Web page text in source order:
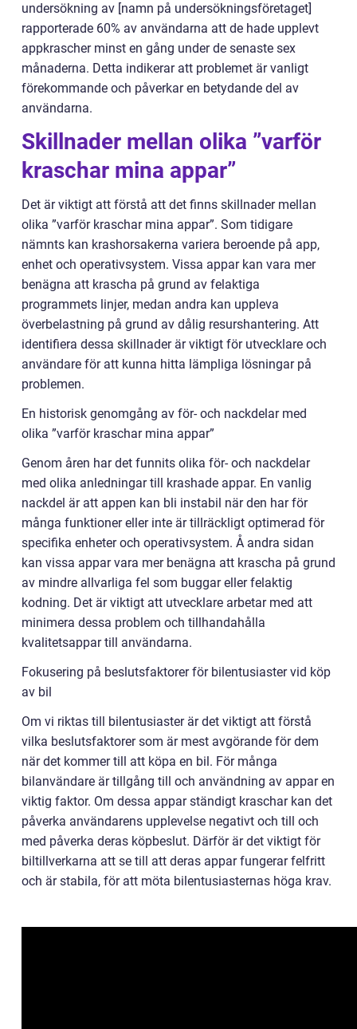
undersökning av [namn på undersökningsföretaget]
rapporterade 60% av användarna att de hade upplevt
appkrascher minst en gång under de senaste sex
månaderna. Detta indikerar att problemet är vanligt
förekommande och påverkar en betydande del av
användarna.
Skillnader mellan olika ”varför
kraschar mina appar”
Det är viktigt att förstå att det finns skillnader mellan
olika ”varför kraschar mina appar”. Som tidigare
nämnts kan krashorsakerna variera beroende på app,
enhet och operativsystem. Vissa appar kan vara mer
benägna att krascha på grund av felaktiga
programmets linjer, medan andra kan uppleva
överbelastning på grund av dålig resurshantering. Att
identifiera dessa skillnader är viktigt för utvecklare och
användare för att kunna hitta lämpliga lösningar på
problemen.
En historisk genomgång av för- och nackdelar med
olika ”varför kraschar mina appar”
Genom åren har det funnits olika för- och nackdelar
med olika anledningar till krashade appar. En vanlig
nackdel är att appen kan bli instabil när den har för
många funktioner eller inte är tillräckligt optimerad för
specifika enheter och operativsystem. Å andra sidan
kan vissa appar vara mer benägna att krascha på grund
av mindre allvarliga fel som buggar eller felaktig
kodning. Det är viktigt att utvecklare arbetar med att
minimera dessa problem och tillhandahålla
kvalitetsappar till användarna.
Fokusering på beslutsfaktorer för bilentusiaster vid köp
av bil
Om vi riktas till bilentusiaster är det viktigt att förstå
vilka beslutsfaktorer som är mest avgörande för dem
när det kommer till att köpa en bil. För många
bilanvändare är tillgång till och användning av appar en
viktig faktor. Om dessa appar ständigt kraschar kan det
påverka användarens upplevelse negativt och till och
med påverka deras köpbeslut. Därför är det viktigt för
biltillverkarna att se till att deras appar fungerar felfritt
och är stabila, för att möta bilentusiasternas höga krav.